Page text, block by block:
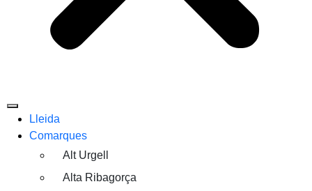
Lleida
Comarques
Alt Urgell
Alta Ribagorça